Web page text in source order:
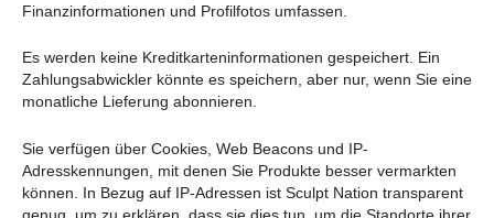
Finanzinformationen und Profilfotos umfassen.
Es werden keine Kreditkarteninformationen gespeichert. Ein
Zahlungsabwickler könnte es speichern, aber nur, wenn Sie eine
monatliche Lieferung abonnieren.
Sie verfügen über Cookies, Web Beacons und IP-
Adresskennungen, mit denen Sie Produkte besser vermarkten
können. In Bezug auf IP-Adressen ist Sculpt Nation transparent